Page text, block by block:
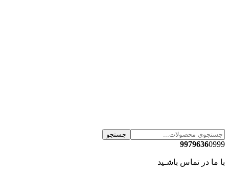
جستجو
99796360999
با ما در تماس باشـید